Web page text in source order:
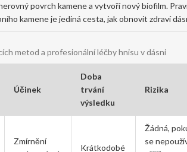
povrch kamene a vytvoří nový biofilm.
kamene je jediná cesta, jak obnovit zdraví
metod a profesionální léčby hnisu v dásni
Účinek
Doba
trvání
výsledku
Rizika
Zmírnění
Krátkodobé
Žádná,
se